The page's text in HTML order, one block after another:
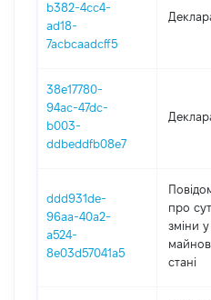
b382-4cc4-
ad18-
7acbcaadcff5
38e17780-
94ac-47dc-
b003-
ddbeddfb08e7
ddd931de-
96aa-40a2-
a524-
8e03d57041a5
про
зміни y
стані